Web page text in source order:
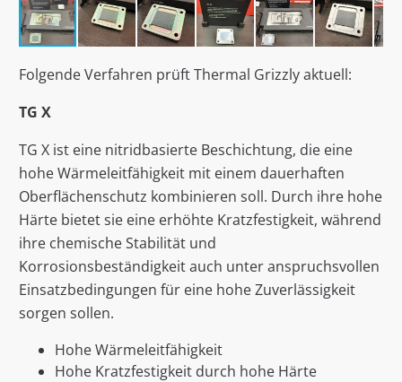
Folgende Verfahren prüft Thermal Grizzly aktuell:
TG X
TG X ist eine nitridbasierte Beschichtung, die eine
hohe Wärmeleitfähigkeit mit einem dauerhaften
Oberflächenschutz kombinieren soll. Durch ihre hohe
Härte bietet sie eine erhöhte Kratzfestigkeit, während
ihre chemische Stabilität und
Korrosionsbeständigkeit auch unter anspruchsvollen
Einsatzbedingungen für eine hohe Zuverlässigkeit
sorgen sollen.
Hohe Wärmeleitfähigkeit
Hohe Kratzfestigkeit durch hohe Härte